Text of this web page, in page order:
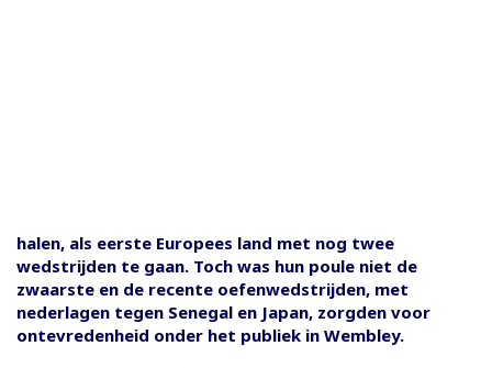
halen, als eerste Europees land met nog twee
wedstrijden te gaan. Toch was hun poule niet de
zwaarste en de recente oefenwedstrijden, met
nederlagen tegen Senegal en Japan, zorgden voor
ontevredenheid onder het publiek in Wembley.